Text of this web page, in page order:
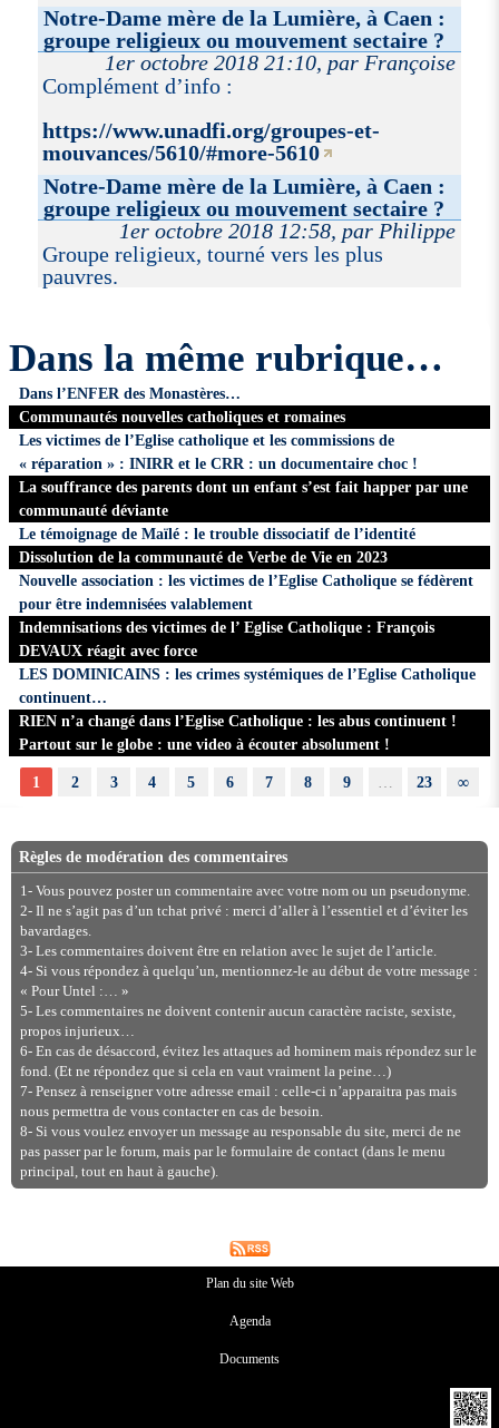
Notre-Dame mère de la Lumière, à Caen :
groupe religieux ou mouvement sectaire ?
1er octobre 2018 21:10, par Françoise
Complément d’info :
https://www.unadfi.org/groupes-et-
mouvances/5610/#more-5610
Notre-Dame mère de la Lumière, à Caen :
groupe religieux ou mouvement sectaire ?
1er octobre 2018 12:58, par Philippe
Groupe religieux, tourné vers les plus
pauvres.
Dans la même rubrique…
Dans l’ENFER des Monastères…
Communautés nouvelles catholiques et romaines
Les victimes de l’Eglise catholique et les commissions de
« réparation » : INIRR et le CRR : un documentaire choc !
La souffrance des parents dont un enfant s’est fait happer par une
communauté déviante
Le témoignage de Maïlé : le trouble dissociatif de l’identité
Dissolution de la communauté de Verbe de Vie en 2023
Nouvelle association : les victimes de l’Eglise Catholique se fédèrent
pour être indemnisées valablement
Indemnisations des victimes de l’ Eglise Catholique : François
DEVAUX réagit avec force
LES DOMINICAINS : les crimes systémiques de l’Eglise Catholique
continuent…
RIEN n’a changé dans l’Eglise Catholique : les abus continuent !
Partout sur le globe : une video à écouter absolument !
1 2 3 4 5 6 7 8 9 … 23 ∞
Règles de modération des commentaires
1- Vous pouvez poster un commentaire avec votre nom ou un pseudonyme.
2- Il ne s’agit pas d’un tchat privé : merci d’aller à l’essentiel et d’éviter les
bavardages.
3- Les commentaires doivent être en relation avec le sujet de l’article.
4- Si vous répondez à quelqu’un, mentionnez-le au début de votre message :
« Pour Untel :… »
5- Les commentaires ne doivent contenir aucun caractère raciste, sexiste,
propos injurieux…
6- En cas de désaccord, évitez les attaques ad hominem mais répondez sur le
fond. (Et ne répondez que si cela en vaut vraiment la peine…)
7- Pensez à renseigner votre adresse email : celle-ci n’apparaitra pas mais
nous permettra de vous contacter en cas de besoin.
8- Si vous voulez envoyer un message au responsable du site, merci de ne
pas passer par le forum, mais par le formulaire de contact (dans le menu
principal, tout en haut à gauche).
Plan du site Web
Agenda
Documents